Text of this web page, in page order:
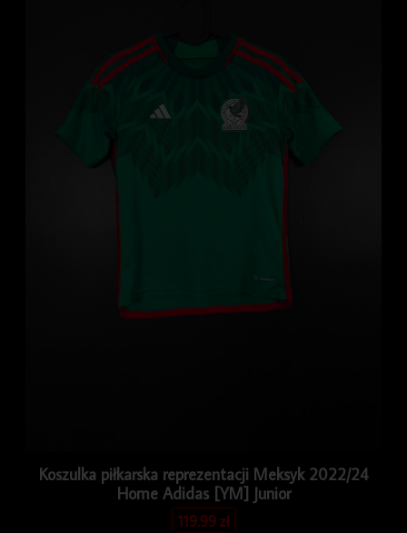
Koszulka piłkarska reprezentacji Meksyk 2022/24
Home Adidas [YM] Junior
119.99zł